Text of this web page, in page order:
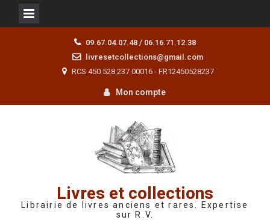
09.67.04.07.48 / 06.16.71.12.38
livresetcollections@gmail.com
RCS 450 528 237 00016 - FR12450528237
Mon compte
Livres et collections
Librairie de livres anciens et rares. Expertise
sur R.V.